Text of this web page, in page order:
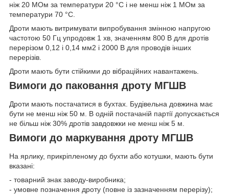
ніж 20 МОм за температури 20 °C і не менш ніж 1 МОм за
температури 70 °C.
Дроти мають витримувати випробування змінною напругою
частотою 50 Гц упродовж 1 хв, значенням 800 В для дротів
перерізом 0,12 і 0,14 мм2 і 2000 В для проводів інших
перерізів.
Дроти мають бути стійкими до вібраційних навантажень.
Вимоги до паковання дроту МГШВ
Дроти мають постачатися в бухтах. Будівельна довжина має
бути не менш ніж 50 м. В одній постачаній партії допускається
не більш ніж 30% дротів завдовжки не менш ніж 5 м.
Вимоги до маркування дроту МГШВ
На ярлику, прикріпленому до бухти або котушки, мають бути
вказані:
- товарний знак заводу-виробника;
- умовне позначення дроту (повне із зазначенням перерізу);